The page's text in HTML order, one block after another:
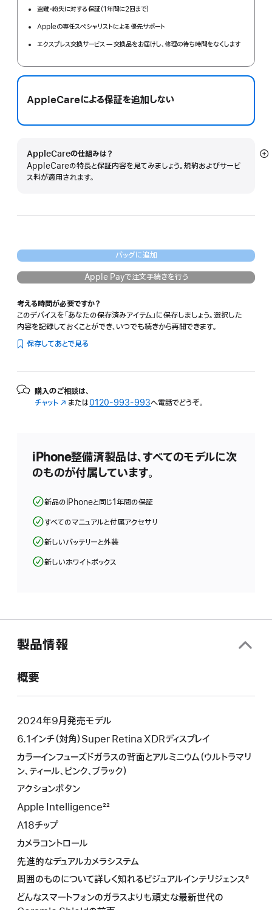
盗難・紛失に対する保証（1年間に2回まで）
Appleの専任スペシャリストによる優先サポート
エクスプレス交換サービス — 交換品をお届けし、修理の待ち時間をなくします
AppleCareによる保証を追加しない
AppleCareの仕組みは？
AppleCareの特長と保証内容を見てみましょう。規約およびサービ
ス料が適用されます。
詳
バッグに追加
Apple Payで注文手続きを行う
考える時間が必要ですか？
このデバイスを「あなたの保存済みアイテム」に保存しましょう。選択した
内容を記録しておくことができ、いつでも続きから再開できます。
保存してあとで見る
購入のご相談は、
チャット （新
ド
ウ
き
ま
または0120-993-993へ電話でどうぞ。
iPhone整備済製品は、すべてのモデルに次
のものが付属しています。
新品のiPhoneと同じ1年間の保証
すべてのマニュアルと付属アクセサリ
新しいバッテリーと外装
新しいホワイトボックス
製品情報
概要
2024年9月発売モデル
6.1インチ（対角）Super Retina XDRディスプレイ
カラーインフューズドガラスの背面とアルミニウム（ウルトラマリ
ン、ティール、ピンク、ブラック）
アクションボタン
Apple Intelligence²²
A18チップ
カメラコントロール
先進的なデュアルカメラシステム
周囲のものについて詳しく知れるビジュアルインテリジェンス⁸
どんなスマートフォンのガラスよりも頑丈な最新世代の